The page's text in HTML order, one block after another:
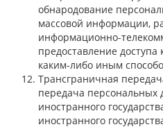
обнародование
массовой информации,
информационно-
предоставление
каким-либо иным
Трансграничная
передача
иностранного
иностранного